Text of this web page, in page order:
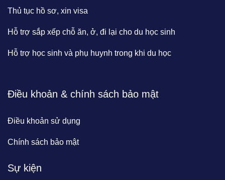
Thủ tục hồ sơ, xin visa
Hỗ trợ sắp xếp chỗ ăn, ở, đi lại cho du học sinh
Hỗ trợ học sinh và phụ huynh trong khi du học
Điều khoản & chính sách bảo mật
Điều khoản sử dụng
Chính sách bảo mật
Sự kiện